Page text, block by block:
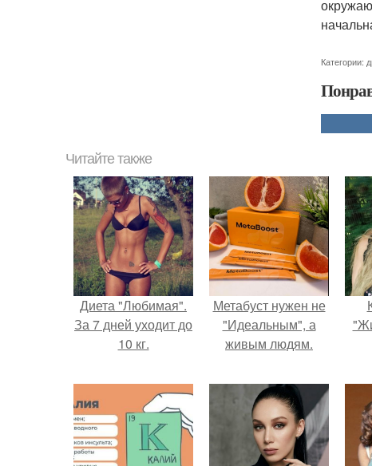
Категории:
Читайте также
Диета "Любимая".
За 7 дней уходит до
10 кг.
Метабуст нужен не
"Идеальным", а
живым людям.